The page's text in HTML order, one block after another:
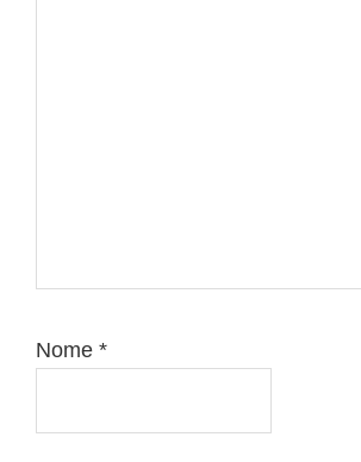
Nome *